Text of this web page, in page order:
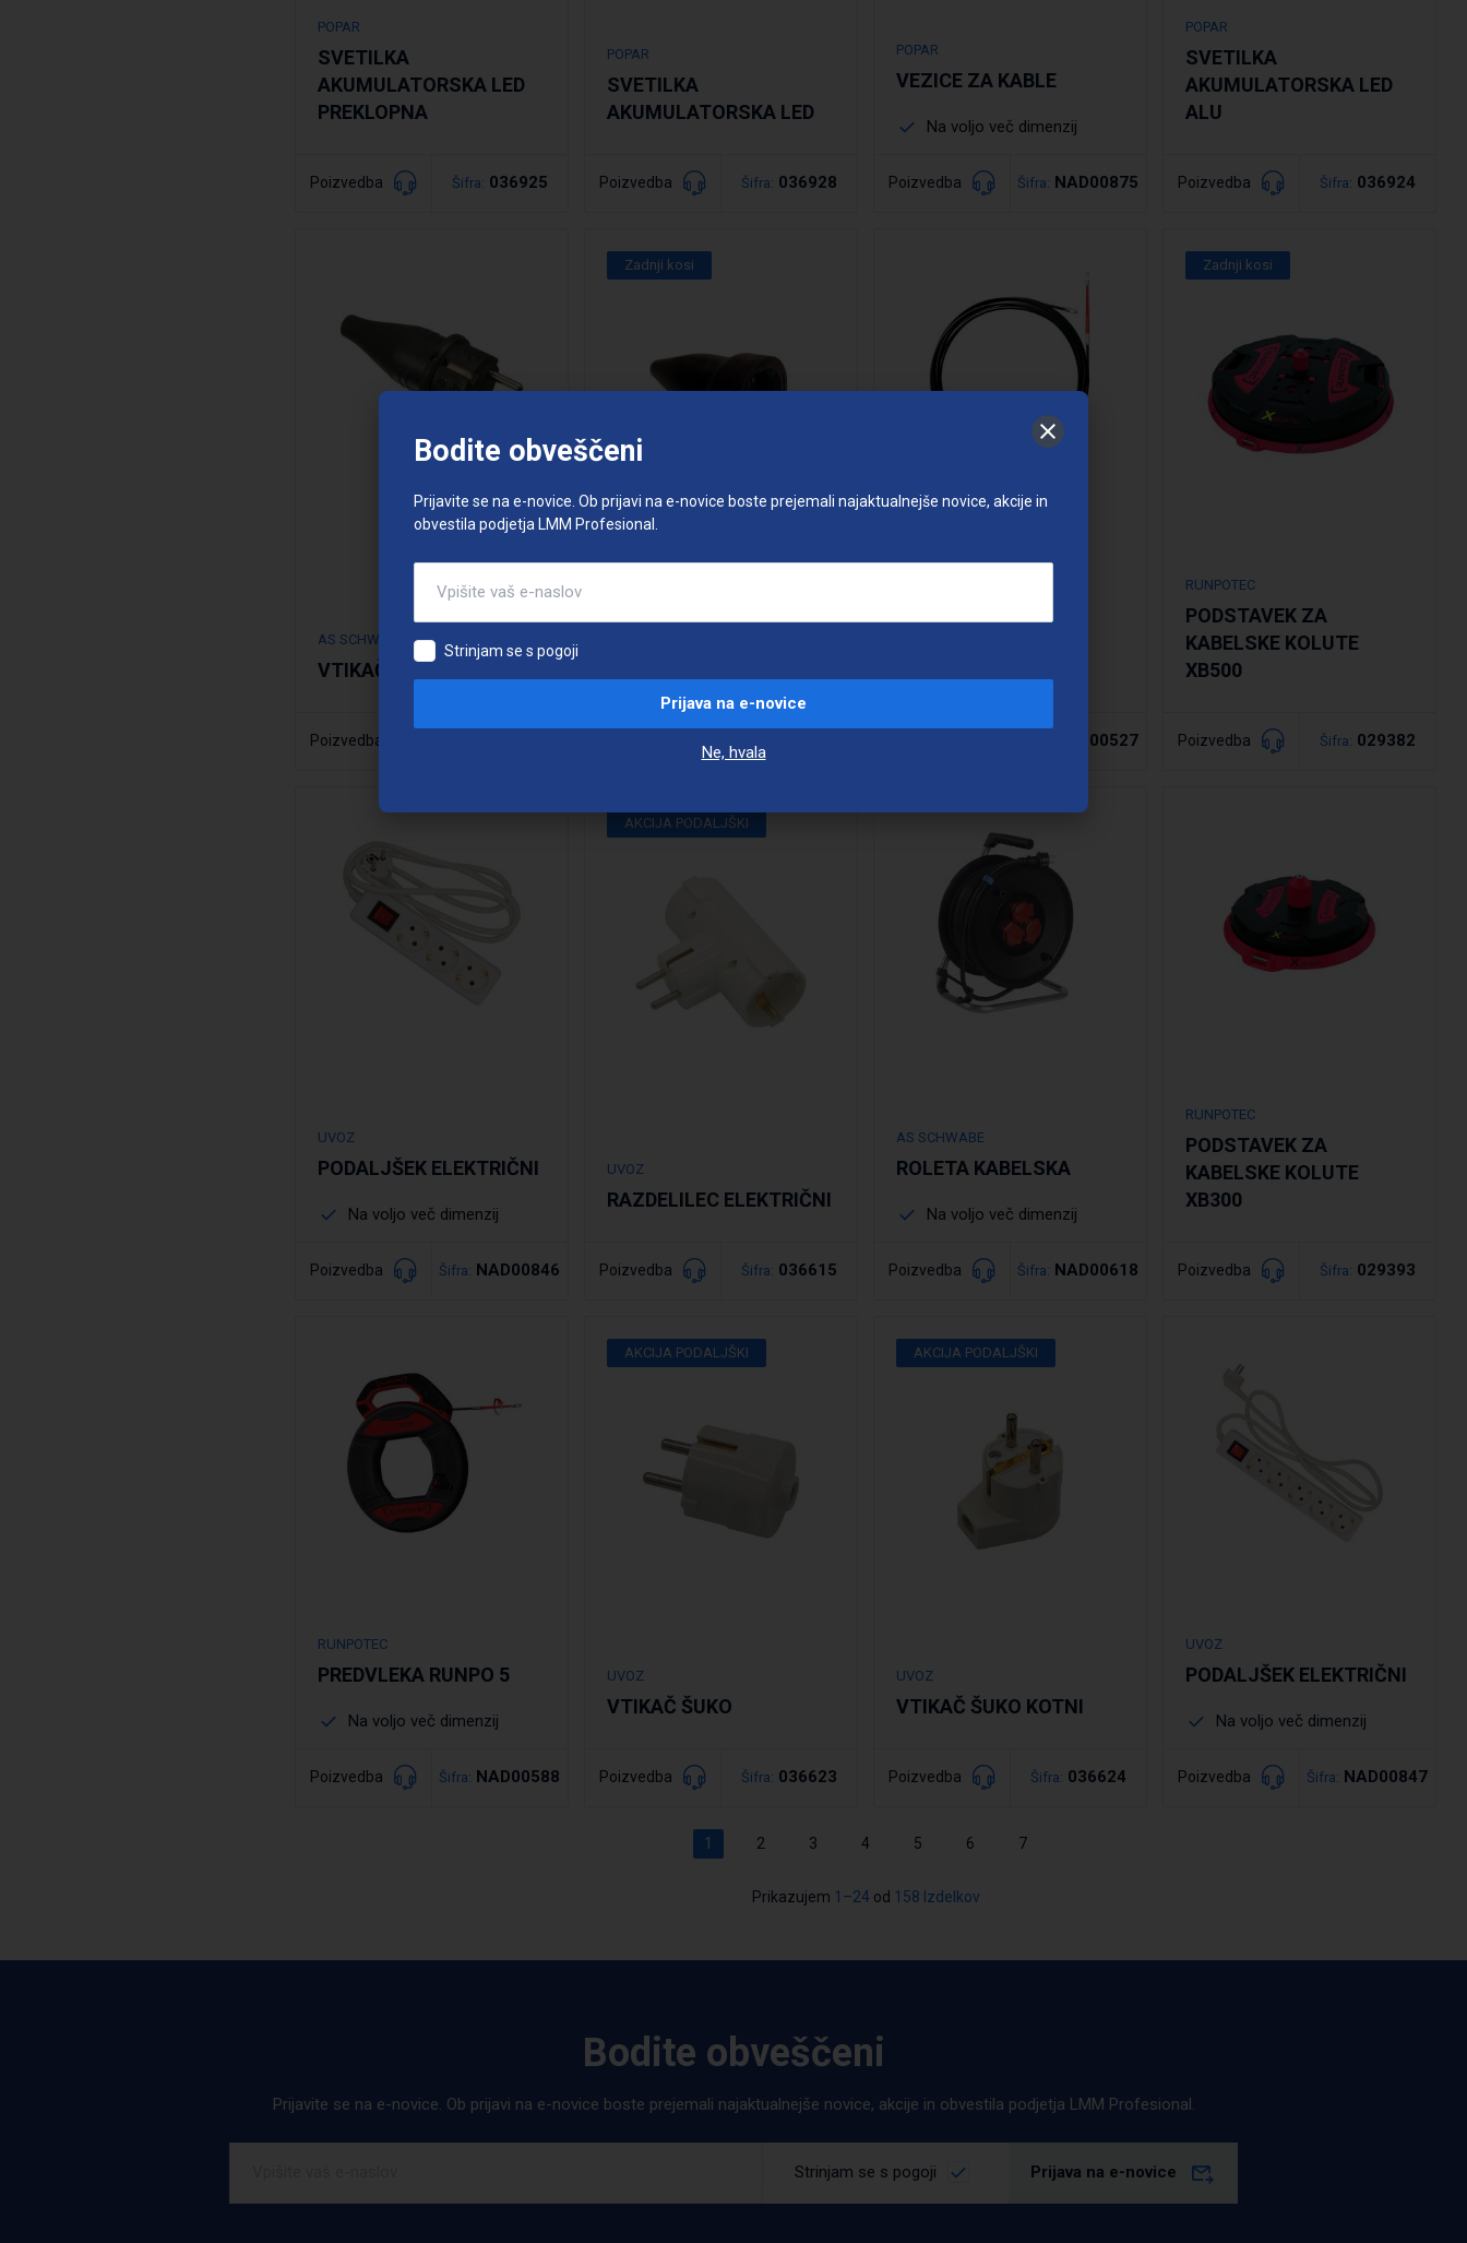
POPAR
SVETILKA
AKUMULATORSKA LED
PREKLOPNA
Poizvedba Šifra: 036925
POPAR
SVETILKA
AKUMULATORSKA LED
Poizvedba Šifra: 036928
POPAR
VEZICE ZA KABLE
Na voljo več dimenzij
Poizvedba Šifra: NAD00875
POPAR
SVETILKA
AKUMULATORSKA LED
ALU
Poizvedba Šifra: 036924
Podrobno
AS SCHWABE
VTIKAČ GUMI
Poizvedba
Zadnji kosi
Na voljo več dimenzij
NAD00527
Zadnji kosi
RUNPOTEC
PODSTAVEK ZA
KABELSKE KOLUTE
XB500
Poizvedba Šifra: 029382
UVOZ
PODALJŠEK ELEKTRIČNI
Na voljo več dimenzij
Poizvedba Šifra: NAD00846
AKCIJA PODALJŠKI
Podrobno
UVOZ
RAZDELILEC ELEKTRIČNI
Poizvedba Šifra: 036615
AS SCHWABE
ROLETA KABELSKA
Na voljo več dimenzij
Poizvedba Šifra: NAD00618
RUNPOTEC
PODSTAVEK ZA
KABELSKE KOLUTE
XB300
Poizvedba Šifra: 029393
RUNPOTEC
PREDVLEKA RUNPO 5
Na voljo več dimenzij
Poizvedba Šifra: NAD00588
AKCIJA PODALJŠKI
UVOZ
VTIKAČ ŠUKO
Poizvedba Šifra: 036623
AKCIJA PODALJŠKI
Podrobno
UVOZ
VTIKAČ ŠUKO KOTNI
Poizvedba Šifra: 036624
UVOZ
PODALJŠEK ELEKTRIČNI
Na voljo več dimenzij
Poizvedba Šifra: NAD00847
1 2 3 4 5 6 7
Prikazujem 1–24 od 158 Izdelkov
Bodite obveščeni
Prijavite se na e-novice. Ob prijavi na e-novice boste prejemali najaktualnejše novice, akcije in obvestila podjetja LMM Profesional.
Strinjam se s pogoji Prijava na e-novice
Bodite obveščeni
Prijavite se na e-novice. Ob prijavi na e-novice boste prejemali najaktualnejše novice, akcije in
obvestila podjetja LMM Profesional.
Strinjam se s pogoji
Prijava na e-novice
Ne, hvala